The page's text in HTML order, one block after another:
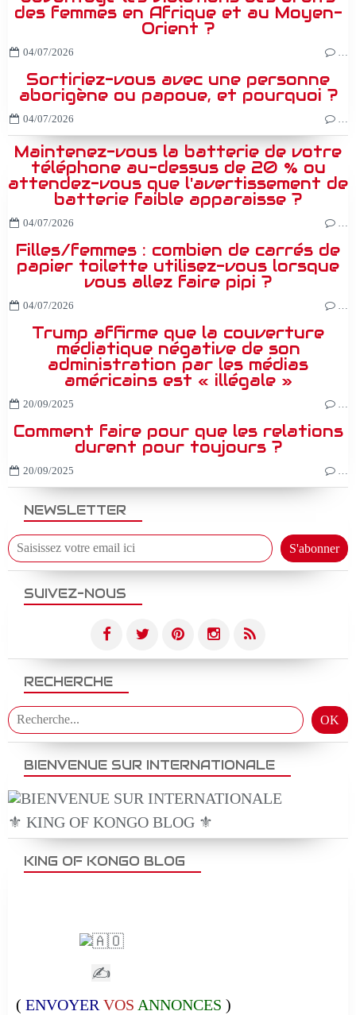
NEWSLETTER
SUIVEZ-NOUS
RECHERCHE
BIENVENUE SUR INTERNATIONALE
⚜️ KING OF KONGO BLOG ⚜️
des femmes en Afrique et au Moyen-
Orient ?
04/07/2026
Sortiriez-vous avec une personne
aborigène ou papoue, et pourquoi ?
04/07/2026
Maintenez-vous la batterie de votre
téléphone au-dessus de 20 % ou
attendez-vous que l'avertissement de
batterie faible apparaisse ?
04/07/2026
Filles/femmes : combien de carrés de
papier toilette utilisez-vous lorsque
vous allez faire pipi ?
04/07/2026
Trump affirme que la couverture
médiatique négative de son
administration par les médias
américains est « illégale »
20/09/2025
Comment faire pour que les relations
durent pour toujours ?
20/09/2025
KING OF KONGO BLOG
✍
( ENVOYER VOS ANNONCES )